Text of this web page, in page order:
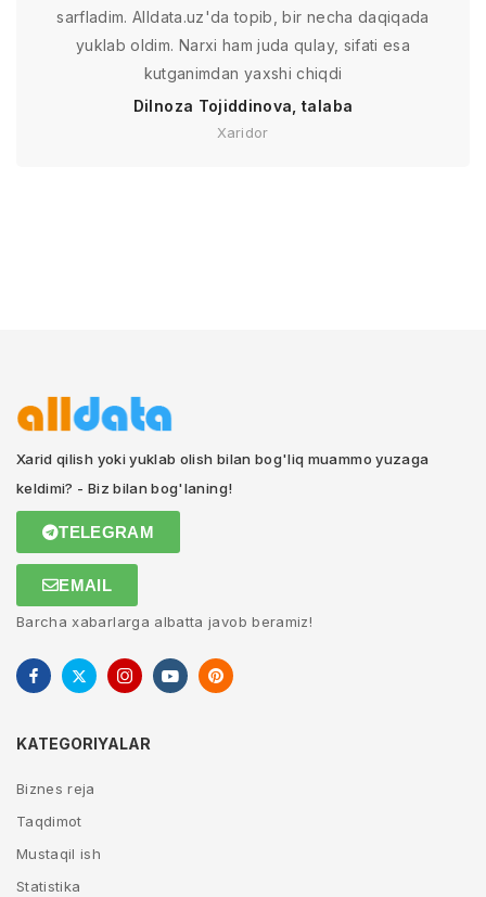
sarfladim. Alldata.uz'da topib, bir necha daqiqada
yuklab oldim. Narxi ham juda qulay, sifati esa
kutganimdan yaxshi chiqdi
Dilnoza Tojiddinova, talaba
Xaridor
Xarid qilish yoki yuklab olish bilan bog'liq muammo yuzaga
keldimi? - Biz bilan bog'laning!
TELEGRAM
EMAIL
Barcha xabarlarga albatta javob beramiz!
KATEGORIYALAR
Biznes reja
Taqdimot
Mustaqil ish
Statistika